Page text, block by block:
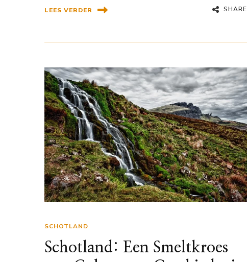
LEES VERDER SHARE
SCHOTLAND
Schotland: Een Smeltkroes